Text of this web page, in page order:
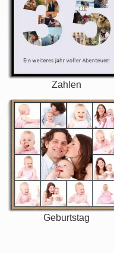
Zahlen
Geburtstag